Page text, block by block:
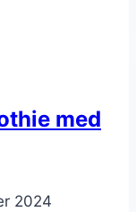
med
2024